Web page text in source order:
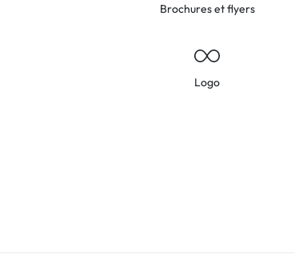
Brochures et flyers
Logo